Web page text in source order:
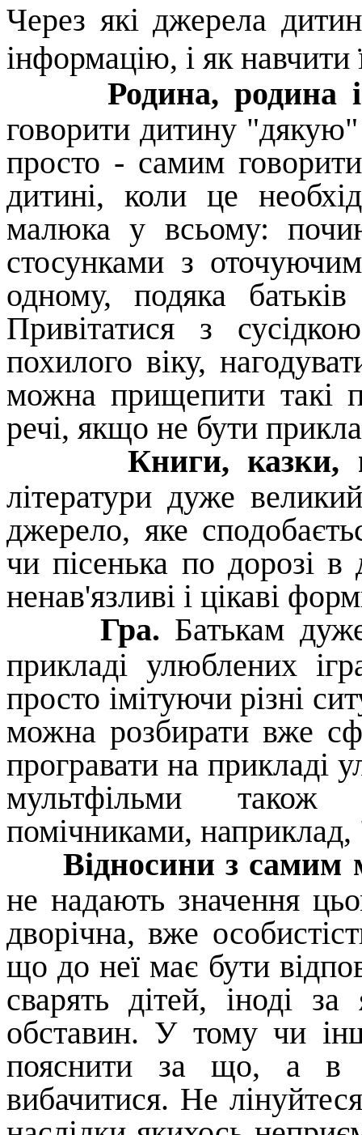
Через які джерела
інформацію, і як навчити
Родина, родина
говорити дитину
просто - самим
дитині, коли це
малюка у всьому:
стосунками з
одному, подяка
Привітатися з
похилого віку,
можна прищепити такі
речі, якщо не бути
Книги, казки,
літератури дуже
джерело, яке
чи пісенька по дорозі
ненав'язливі і цікаві
Гра. Батькам
прикладі улюблених
просто імітуючи різні
можна розбирати вже
програвати на прикладі
мультфільми
помічниками,
Відносини з
не надають значення
дворічна, вже
що до неї має бути
сварять дітей, іноді
обставин. У тому чи
пояснити за що, а в
вибачитися. Не